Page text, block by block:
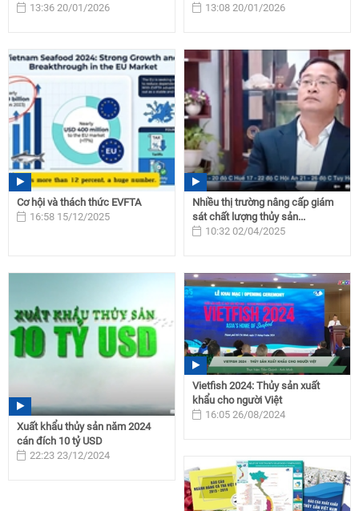
13:36 20/01/2026
13:08 20/01/2026
Cơ hội và thách thức EVFTA
16:58 15/12/2025
Nhiều thị trường nâng cấp giám
sát chất lượng thủy sản...
10:32 02/04/2025
Xuất khẩu thủy sản năm 2024
cán đích 10 tỷ USD
22:23 23/12/2024
Vietfish 2024: Thủy sản xuất
khẩu cho người Việt
16:05 26/08/2024